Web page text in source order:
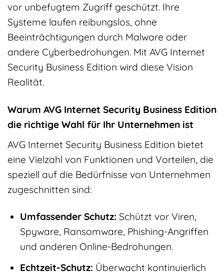
vor unbefugtem Zugriff geschützt. Ihre
Systeme laufen reibungslos, ohne
Beeinträchtigungen durch Malware oder
andere Cyberbedrohungen. Mit AVG Internet
Security Business Edition wird diese Vision
Realität.
Warum AVG Internet Security Business Edition
die richtige Wahl für Ihr Unternehmen ist
AVG Internet Security Business Edition bietet
eine Vielzahl von Funktionen und Vorteilen, die
speziell auf die Bedürfnisse von Unternehmen
zugeschnitten sind:
Umfassender Schutz: Schützt vor Viren,
Spyware, Ransomware, Phishing-Angriffen
und anderen Online-Bedrohungen.
Echtzeit-Schutz: Überwacht kontinuierlich